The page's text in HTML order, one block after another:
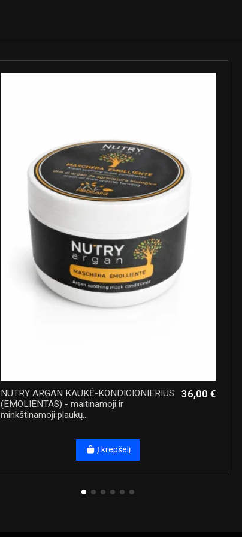
NUTRY ARGAN KAUKĖ-KONDICIONIERIUS
(EMOLIENTAS) - maitinamoji ir
minkštinamoji plaukų...
36,00 €
Į krepšelį